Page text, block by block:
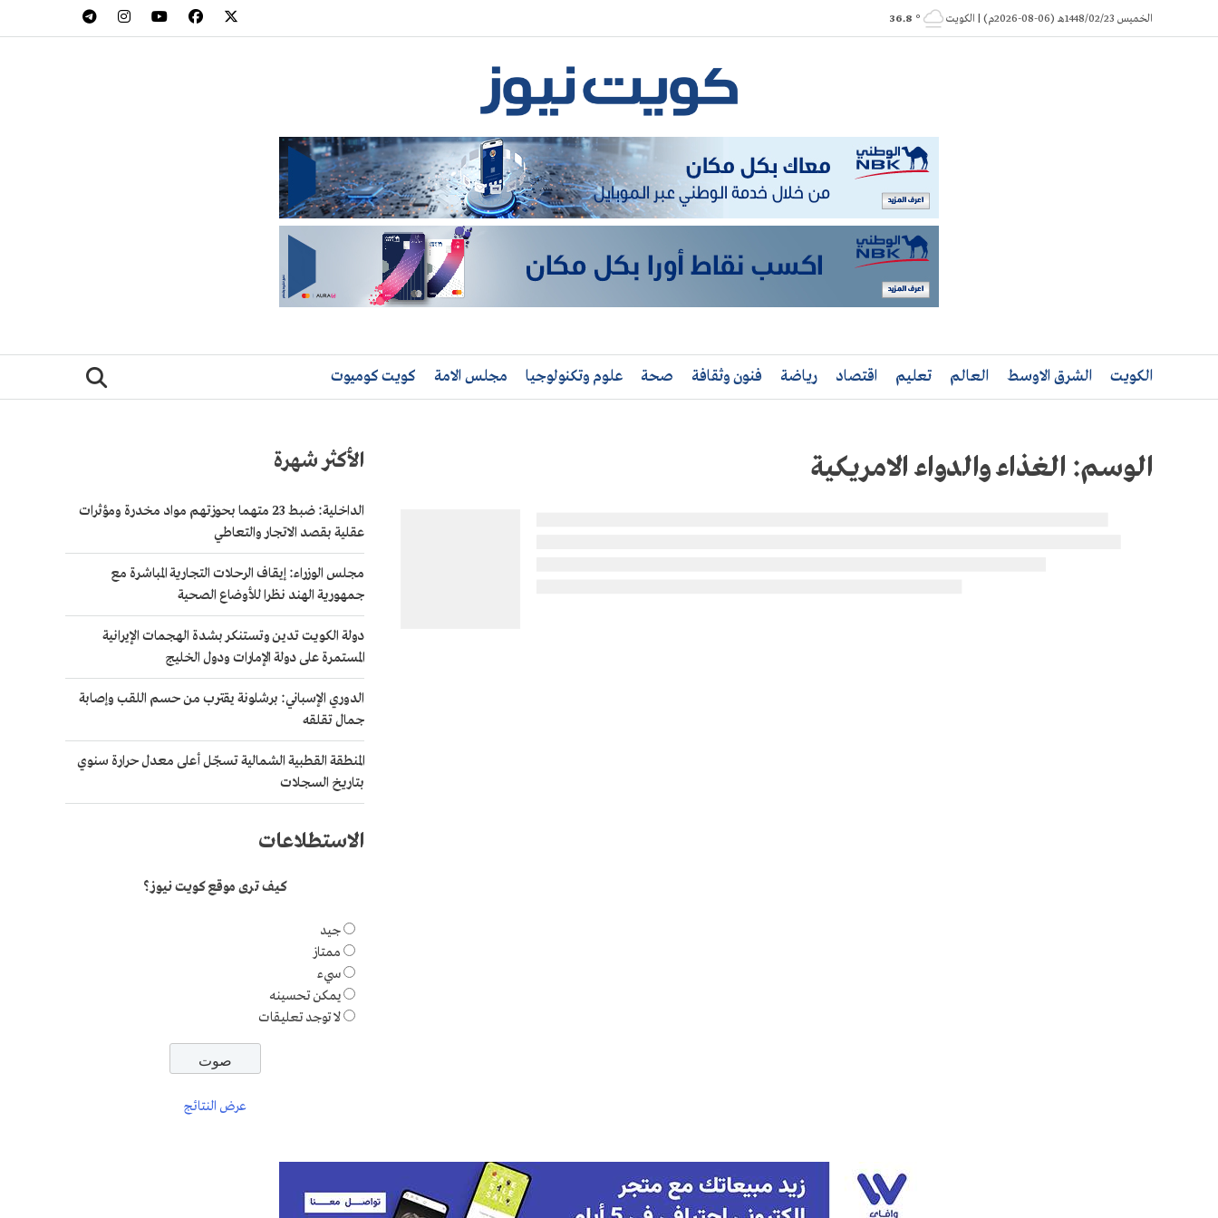
to
الخميس 1448/02/23هـ (06-08-2026م) | الكويت ° 36.8
الكويت الشرق الاوسط العالم تعليم اقتصاد رياضة فنون وثقافة صحة علوم وتكنولوجيا مجلس الامة كويت كوميوت
الوسم: الغذاء والدواء الامريكية الأكثر شهرة
الداخلية: ضبط 23 متهما بحوزتهم مواد مخدرة ومؤثرات
عقلية بقصد الاتجار والتعاطي
مجلس الوزراء: إيقاف الرحلات التجارية المباشرة مع
جمهورية الهند نظرا للأوضاع الصحية
دولة الكويت تدين وتستنكر بشدة الهجمات الإيرانية
المستمرة على دولة الإمارات ودول الخليج
الدوري الإسباني: برشلونة يقترب من حسم اللقب وإصابة
جمال تقلقه
المنطقة القطبية الشمالية تسجّل أعلى معدل حرارة سنوي
بتاريخ السجلات
الاستطلاعات
كيف ترى موقع كويت نيوز؟
جيد
ممتاز
سيء
يمكن تحسينه
لا توجد تعليقات
عرض النتائج